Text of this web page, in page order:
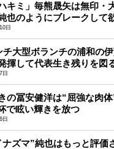
キミ」毎熊晟矢は無印・
也のようにブレークして
日
チ大型ボランチの浦和の
揮して代表生き残りを図
日
の冨安健洋は“屈強な肉
で眩い輝きを放つ
日
ナズマ”純也はもっと評価